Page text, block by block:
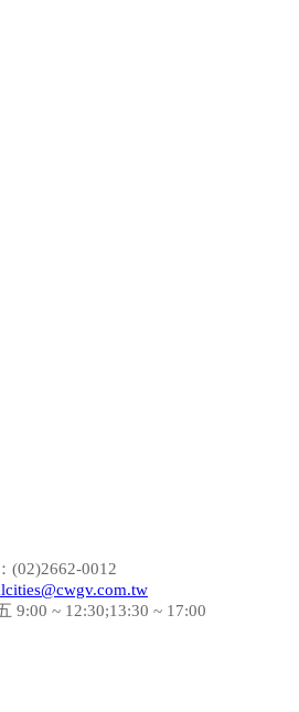
(02)2662-0012
9:00 ~ 12:30;13:30 ~ 17:00